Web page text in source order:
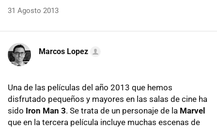
31 Agosto 2013
Marcos Lopez
Una de las películas del año 2013 que hemos
disfrutado pequeños y mayores en las salas de cine ha
sido Iron Man 3. Se trata de un personaje de la Marvel
que en la tercera película incluye muchas escenas de